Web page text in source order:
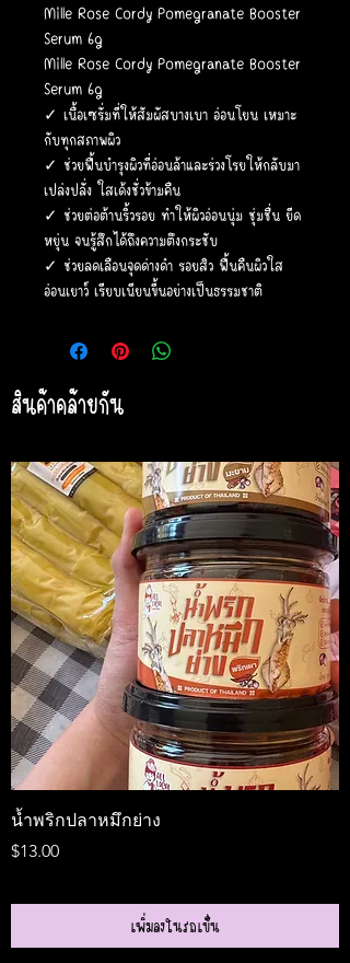
Mille Rose Cordy Pomegranate Booster
Serum 6g
Mille Rose Cordy Pomegranate Booster
Serum 6g
✓ เนื้อเซรั่มที่ให้สัมผัสบางเบา อ่อนโยน เหมาะ
กับทุกสภาพผิว
✓ ช่วยฟื้นบำรุงผิวที่อ่อนล้าและร่วงโรยให้กลับมา
เปล่งปลั่ง ใสเด้งชั่วข้ามคืน
✓ ช่วยต่อต้านริ้วรอย ทำให้ผิวอ่อนนุ่ม ชุ่มชื่น ยีด
หยุ่น จนรู้สึกได้ถึงความตึงกระชับ
✓ ช่วยลดเลือนจุดด่างดำ รอยสิว ฟื้นคืนผิวใส
อ่อนเยาว์ เรียบเนียนขี้นอย่างเป็นธรรมชาติ
สินค้าคล้ายกัน
น้ำพริกปลาหมึกย่าง
ราคา
$13.00
เพิ่มลงในรถเข็น